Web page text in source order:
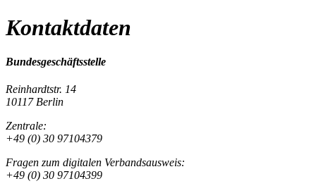
Kontaktdaten
Bundesgeschäftsstelle
Reinhardtstr. 14
10117 Berlin
Zentrale:
+49 (0) 30 97104379
Fragen zum digitalen Verbandsausweis:
+49 (0) 30 97104399